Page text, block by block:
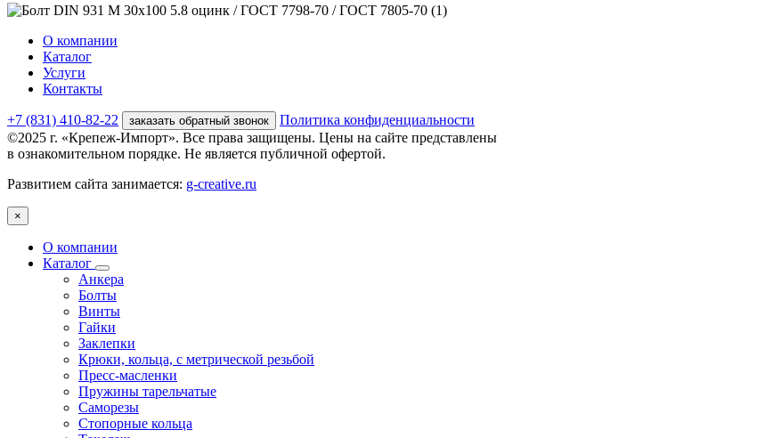
О компании
Каталог
Услуги
Контакты
+7 (831) 410-82-22 заказать обратный звонок
Политика конфиденциальности
©2025 г. «Крепеж-Импорт». Все права защищены. Цены на сайте представлены
в ознакомительном порядке. Не является публичной офертой.
Развитием сайта занимается: g-creative.ru
×
О компании
Каталог
Анкера
Болты
Винты
Гайки
Заклепки
Крюки, кольца, с метрической резьбой
Пресс-масленки
Пружины тарельчатые
Саморезы
Стопорные кольца